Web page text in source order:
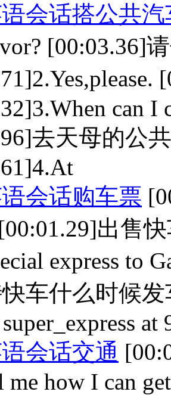
会话搭公共汽
[00:03.36]
can I
去天母的公
会话购车票
出售
express to
车什么时候发
会话交通
me how I can